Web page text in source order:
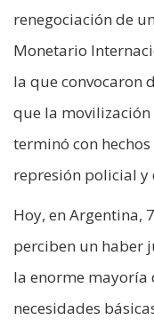
renegociación de
Monetario
la que convocaron
que la
terminó con
represión policial y
Hoy, en Argentina,
perciben un haber
la enorme mayoría
necesidades